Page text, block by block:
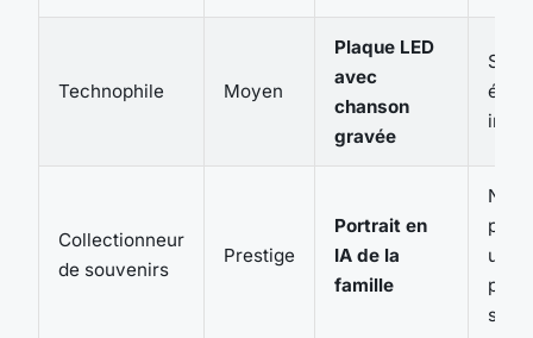
Technophile Moyen
Plaque LED
avec
chanson
gravée
Collectionneur
de souvenirs
Prestige
Portrait en
IA de la
famille
pour
salon